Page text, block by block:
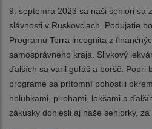
9. septemra 2023 sa naši seniori sa
slávnosti v Ruskovciach. Podujatie
Programu Terra incognita z
samosprávneho kraja. Slivkový
ďalších sa varil guľáš a boršč. Popri
programe sa prítomní pohostili
holubkami, pirohami, lokšami a
zákusky doniesli aj naše seniorky,